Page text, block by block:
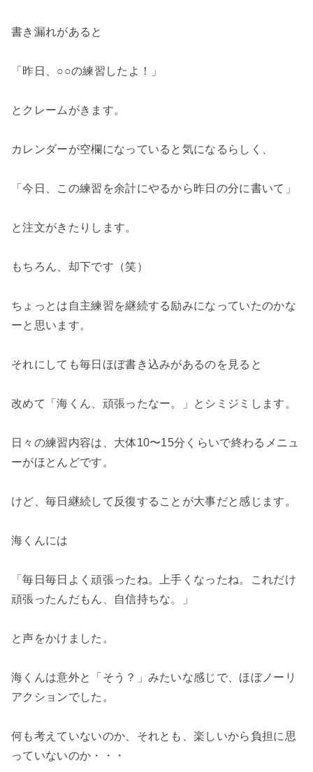
書き漏れがあると
「昨日、○○の練習したよ！」
とクレームがきます。
カレンダーが空欄になっていると気になるらしく、
「今日、この練習を余計にやるから昨日の分に書いて」
と注文がきたりします。
もちろん、却下です（笑）
ちょっとは自主練習を継続する励みになっていたのかな
ーと思います。
それにしても毎日ほぼ書き込みがあるのを見ると
改めて「海くん、頑張ったなー。」とシミジミします。
日々の練習内容は、大体10〜15分くらいで終わるメニュ
ーがほとんどです。
けど、毎日継続して反復することが大事だと感じます。
海くんには
「毎日毎日よく頑張ったね。上手くなったね。これだけ
頑張ったんだもん、自信持ちな。」
と声をかけました。
海くんは意外と「そう？」みたいな感じで、ほぼノーリ
アクションでした。
何も考えていないのか、それとも、楽しいから負担に思
っていないのか・・・